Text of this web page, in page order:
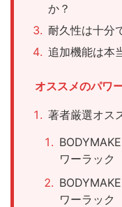
か？
耐久性は十分
追加機能は本
オススメのパワ
著者厳選オス
ワーラック
ワーラック